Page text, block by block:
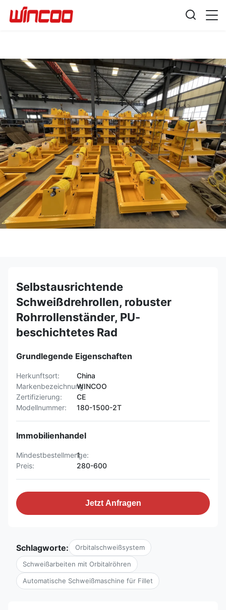
Selbstausrichtende
Schweißdrehrollen, robuster
Rohrrollenständer, PU-
beschichtetes Rad
Grundlegende Eigenschaften
Herkunftsort:
China
Markenbezeichnung:WINCOO
Zertifizierung:
CE
Modellnummer:
180-1500-2T
Immobilienhandel
Mindestbestellmenge:
1
Preis:
280-600
Jetzt Anfragen
Schlagworte: Orbitalschweißsystem
Schweißarbeiten mit Orbitalröhren
Automatische Schweißmaschine für Fillet